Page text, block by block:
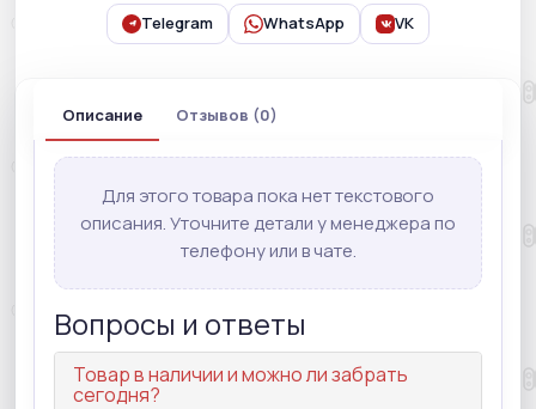
Telegram WhatsApp VK
Описание Отзывов (0)
Для этого товара пока нет текстового
описания. Уточните детали у менеджера по
телефону или в чате.
Вопросы и ответы
Товар в наличии и можно ли забрать
сегодня?